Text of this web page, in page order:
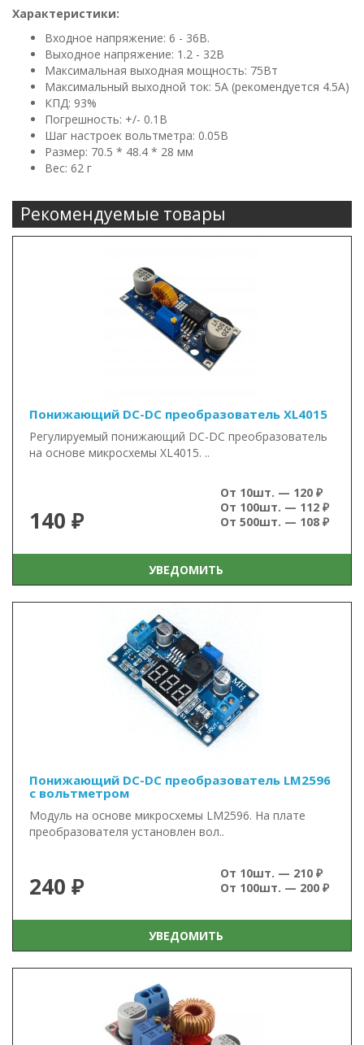
Характеристики:
Входное напряжение: 6 - 36В.
Выходное напряжение: 1.2 - 32В
Максимальная выходная мощность: 75Вт
Максимальный выходной ток: 5А (рекомендуется 4.5А)
КПД: 93%
Погрешность: +/- 0.1В
Шаг настроек вольтметра: 0.05В
Размер: 70.5 * 48.4 * 28 мм
Вес: 62 г
Рекомендуемые товары
Понижающий DC-DC преобразователь XL4015
Регулируемый понижающий DC-DC преобразователь
на основе микросхемы XL4015. ..
140 ₽
От 10шт. — 120 ₽
От 100шт. — 112 ₽
От 500шт. — 108 ₽
УВЕДОМИТЬ
Понижающий DC-DC преобразователь LM2596
с вольтметром
Модуль на основе микросхемы LM2596. На плате
преобразователя установлен вол..
240 ₽
От 10шт. — 210 ₽
От 100шт. — 200 ₽
УВЕДОМИТЬ